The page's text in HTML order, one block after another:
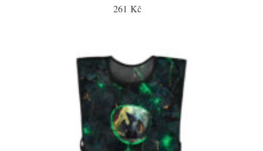
261 Kč